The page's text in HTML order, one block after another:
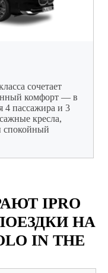
сочетает
комфорт — в
4 пассажира и 3
кресла,
спокойный
IPRO
НА
IN THE